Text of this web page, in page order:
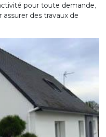
pour toute demande,
des travaux de